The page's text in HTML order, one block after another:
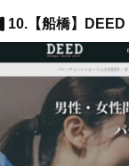
10.【船橋】